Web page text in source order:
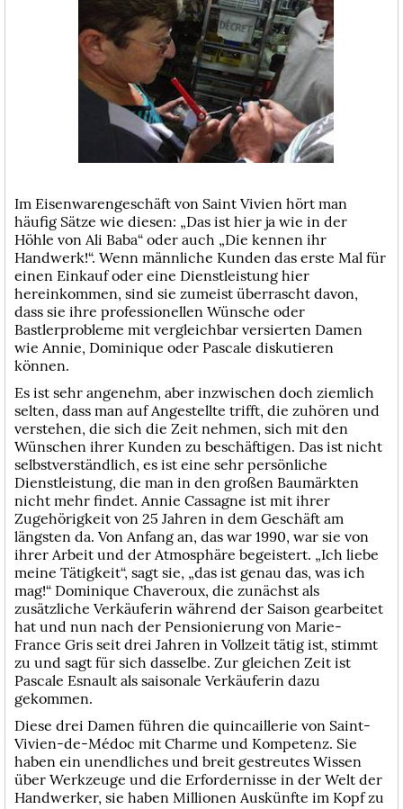
Im Eisenwarengeschäft von Saint Vivien hört man
häufig Sätze wie diesen: „Das ist hier ja wie in der
Höhle von Ali Baba“ oder auch „Die kennen ihr
Handwerk!“. Wenn männliche Kunden das erste Mal für
einen Einkauf oder eine Dienstleistung hier
hereinkommen, sind sie zumeist überrascht davon,
dass sie ihre professionellen Wünsche oder
Bastlerprobleme mit vergleichbar versierten Damen
wie Annie, Dominique oder Pascale diskutieren
können.
Es ist sehr angenehm, aber inzwischen doch ziemlich
selten, dass man auf Angestellte trifft, die zuhören und
verstehen, die sich die Zeit nehmen, sich mit den
Wünschen ihrer Kunden zu beschäftigen. Das ist nicht
selbstverständlich, es ist eine sehr persönliche
Dienstleistung, die man in den großen Baumärkten
nicht mehr findet. Annie Cassagne ist mit ihrer
Zugehörigkeit von 25 Jahren in dem Geschäft am
längsten da. Von Anfang an, das war 1990, war sie von
ihrer Arbeit und der Atmosphäre begeistert. „Ich liebe
meine Tätigkeit“, sagt sie, „das ist genau das, was ich
mag!“ Dominique Chaveroux, die zunächst als
zusätzliche Verkäuferin während der Saison gearbeitet
hat und nun nach der Pensionierung von Marie-
France Gris seit drei Jahren in Vollzeit tätig ist, stimmt
zu und sagt für sich dasselbe. Zur gleichen Zeit ist
Pascale Esnault als saisonale Verkäuferin dazu
gekommen.
Diese drei Damen führen die quincaillerie von Saint-
Vivien-de-Médoc mit Charme und Kompetenz. Sie
haben ein unendliches und breit gestreutes Wissen
über Werkzeuge und die Erfordernisse in der Welt der
Handwerker, sie haben Millionen Auskünfte im Kopf zu